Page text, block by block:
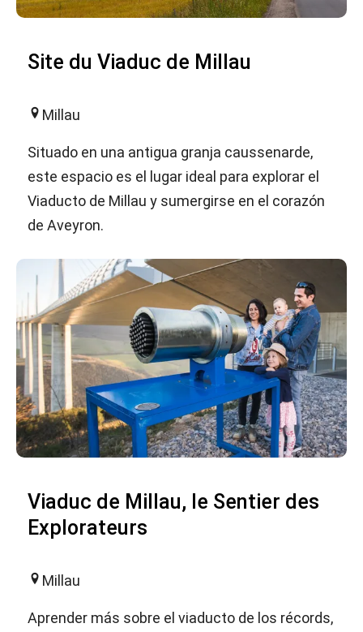
Site du Viaduc de Millau
Millau
Situado en una antigua granja caussenarde,
este espacio es el lugar ideal para explorar el
Viaducto de Millau y sumergirse en el corazón
de Aveyron.
Viaduc de Millau, le Sentier des
Explorateurs
Millau
Aprender más sobre el viaducto de los récords,